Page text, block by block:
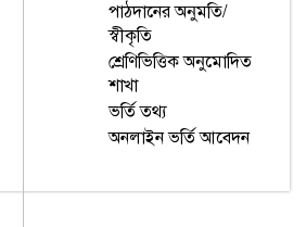
পাঠদানের অনুমতি/
স্বীকৃতি
শ্রেণিভিত্তিক অনুমোদিত
শাখা
ভর্তি তথ্য
অনলাইন ভর্তি আবেদন